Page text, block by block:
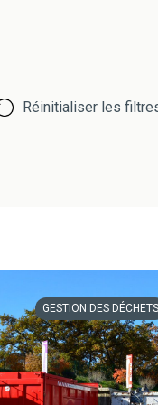
Réinitialiser les
GESTION DES DÉCHETS